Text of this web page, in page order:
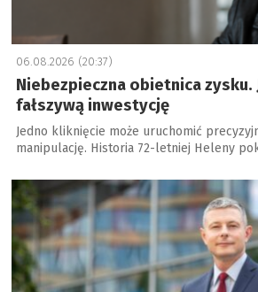
06.08.2026 (20:37)
Niebezpieczna obietnica zysku.
fałszywą inwestycję
Jedno kliknięcie może uruchomić
manipulację. Historia 72-letniej Heleny
a